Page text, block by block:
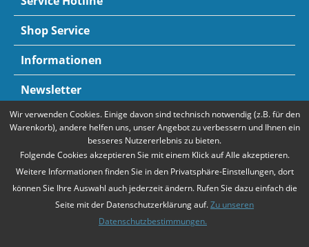
Shop Service
Informationen
Newsletter
Zahlungsarten Mehr Informationen
Wir verwenden Cookies. Einige davon sind technisch notwendig (z.B. für den
Warenkorb), andere helfen uns, unser Angebot zu verbessern und Ihnen ein
besseres Nutzererlebnis zu bieten.
Folgende Cookies akzeptieren Sie mit einem Klick auf Alle akzeptieren.
Weitere Informationen finden Sie in den Privatsphäre-Einstellungen, dort
können Sie Ihre Auswahl auch jederzeit ändern. Rufen Sie dazu einfach die
Seite mit der Datenschutzerklärung auf.Zu unseren
Datenschutzbestimmungen.